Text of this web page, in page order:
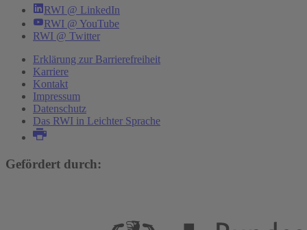
RWI @ LinkedIn
RWI @ YouTube
RWI @ Twitter
Erklärung zur Barrierefreiheit
Karriere
Kontakt
Impressum
Datenschutz
Das RWI in Leichter Sprache
Gefördert durch: